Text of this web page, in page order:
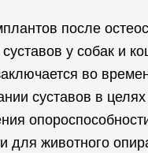
после
у собак и
во
суставов в целях
для животного